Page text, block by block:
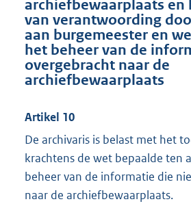
archiefbewaarplaats en
van verantwoording
aan burgemeester en
het beheer van de
overgebracht naar de
archiefbewaarplaats
Artikel 10
De archivaris is belast met het
krachtens de wet bepaalde ten
beheer van de informatie die
naar de archiefbewaarplaats.